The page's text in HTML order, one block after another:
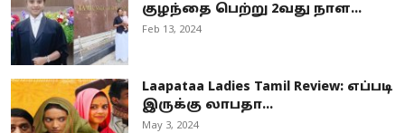
குழந்தை பெற்று 2வது நாள...
Feb 13, 2024
Laapataa Ladies Tamil Review: எப்படி
இருக்கு லாபதா...
May 3, 2024